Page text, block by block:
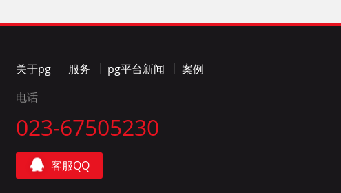
关于pg 服务 pg平台新闻
案例
电话
023-67505230
客服QQ